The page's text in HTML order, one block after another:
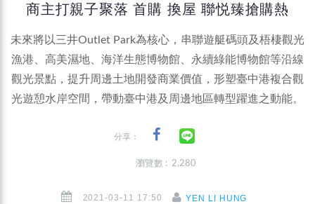
商主打親子聚落 首購 換屋 聯悦臻搶購熱
未來將以三井Outlet Park為核心，串聯遊艇碼頭及梧棲觀光
漁港、高美濕地、海洋生態博物館、永續綠能博物館等沿線
觀光景點，提升周邊土地開發商業價值，形塑臺中港複合觀
光遊憩水岸空間，帶動臺中港及周邊地區轉型躍進之動能。
分享：
瀏覽數 : 2,280
2021-03-11 17:50 YEN LI HUNG